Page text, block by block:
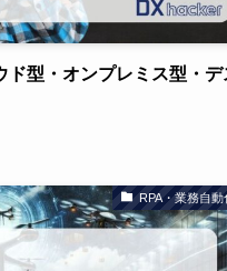
ド型・オンプレミス型・デ
RPA・業務自動